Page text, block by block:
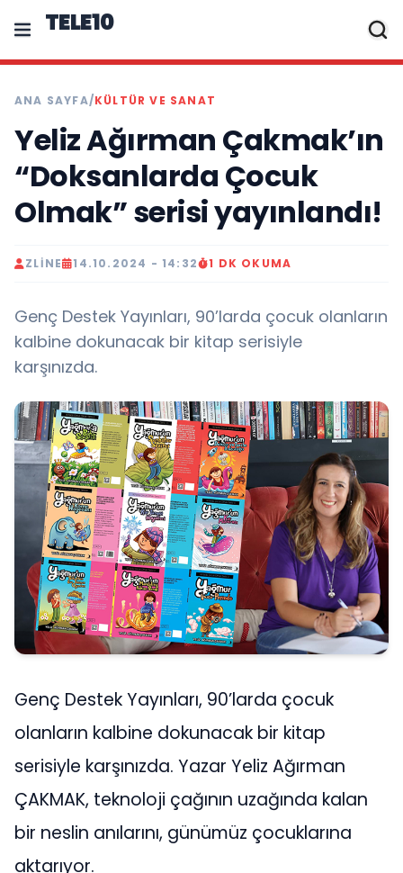
TELE10
ANA SAYFA/KÜLTÜR VE SANAT
Yeliz Ağırman Çakmak’ın
“Doksanlarda Çocuk
Olmak” serisi yayınlandı!
ZLINE 14.10.2024 - 14:32 1 DK OKUMA
Genç Destek Yayınları, 90’larda çocuk olanların
kalbine dokunacak bir kitap serisiyle
karşınızda.
Genç Destek Yayınları, 90’larda çocuk
olanların kalbine dokunacak bir kitap
serisiyle karşınızda. Yazar Yeliz Ağırman
ÇAKMAK, teknoloji çağının uzağında kalan
bir neslin anılarını, günümüz çocuklarına
aktarıyor.